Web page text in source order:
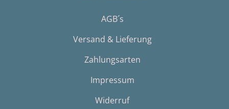
AGB´s
Versand & Lieferung
Zahlungsarten
Impressum
Widerruf